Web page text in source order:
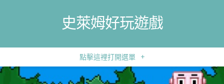
史萊姆好玩遊戲
點擊這裡打開選單 +